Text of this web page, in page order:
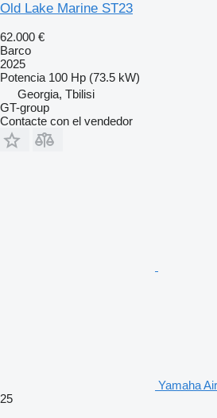
Old Lake Marine ST23
62.000 €
Barco
2025
Potencia 100 Hp (73.5 kW)
Georgia, Tbilisi
GT-group
Contacte con el vendedor
Yamaha
25